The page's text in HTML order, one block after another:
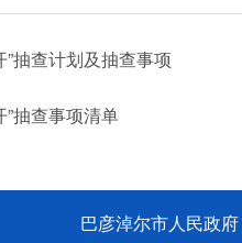
抽查计划及抽查事项
抽查事项清单
巴彦淖尔市人民政府